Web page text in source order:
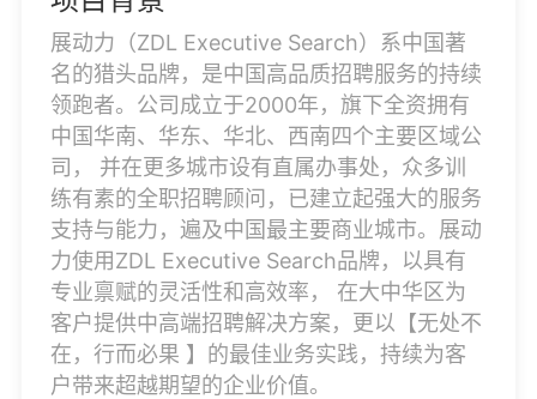
展动力（ZDL Executive Search）系中国著
名的猎头品牌，是中国高品质招聘服务的持续
领跑者。公司成立于2000年，旗下全资拥有
中国华南、华东、华北、西南四个主要区域公
司， 并在更多城市设有直属办事处，众多训
练有素的全职招聘顾问，已建立起强大的服务
支持与能力，遍及中国最主要商业城市。展动
力使用ZDL Executive Search品牌，以具有
专业禀赋的灵活性和高效率， 在大中华区为
客户提供中高端招聘解决方案，更以【无处不
在，行而必果 】的最佳业务实践，持续为客
户带来超越期望的企业价值。